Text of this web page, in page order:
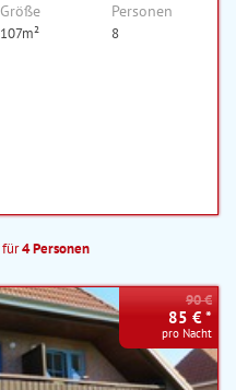
Größe
107m²
Personen
8
für4 Personen
90 €
85 € *
pro Nacht